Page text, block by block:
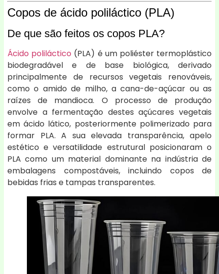
Copos de ácido poliláctico (PLA)
De que são feitos os copos PLA?
Ácido poliláctico (PLA) é um poliéster termoplástico
biodegradável e de base biológica, derivado
principalmente de recursos vegetais renováveis,
como o amido de milho, a cana-de-açúcar ou as
raízes de mandioca. O processo de produção
envolve a fermentação destes açúcares vegetais
em ácido lático, posteriormente polimerizado para
formar PLA. A sua elevada transparência, apelo
estético e versatilidade estrutural posicionaram o
PLA como um material dominante na indústria de
embalagens compostáveis, incluindo copos de
bebidas frias e tampas transparentes.